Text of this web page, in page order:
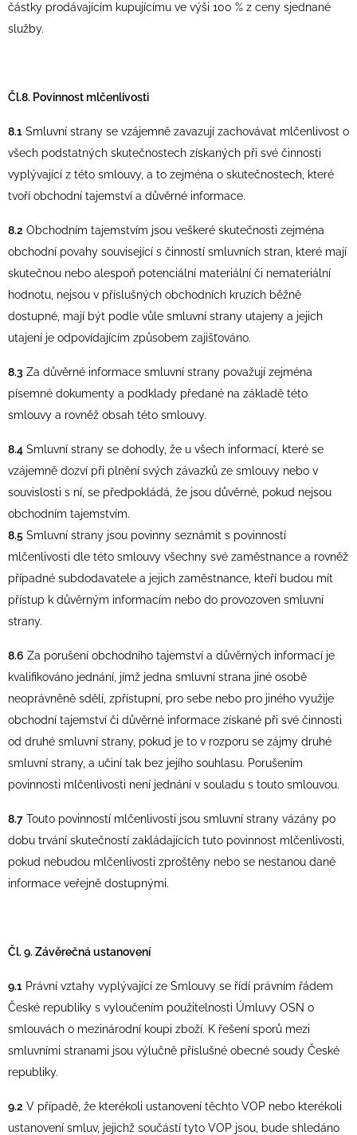
částky prodávajícím kupujícímu ve výši 100 % z ceny sjednané
služby.
Čl.8. Povinnost mlčenlivosti
8.1 Smluvní strany se vzájemně zavazují zachovávat mlčenlivost o
všech podstatných skutečnostech získaných při své činnosti
vyplývající z této smlouvy, a to zejména o skutečnostech, které
tvoří obchodní tajemství a důvěrné informace.
8.2 Obchodním tajemstvím jsou veškeré skutečnosti zejména
obchodní povahy související s činností smluvních stran, které mají
skutečnou nebo alespoň potenciální materiální či nemateriální
hodnotu, nejsou v příslušných obchodních kruzích běžně
dostupné, mají být podle vůle smluvní strany utajeny a jejich
utajení je odpovídajícím způsobem zajišťováno.
8.3 Za důvěrné informace smluvní strany považují zejména
písemné dokumenty a podklady předané na základě této
smlouvy a rovněž obsah této smlouvy.
8.4 Smluvní strany se dohodly, že u všech informací, které se
vzájemně dozví při plnění svých závazků ze smlouvy nebo v
souvislosti s ní, se předpokládá, že jsou důvěrné, pokud nejsou
obchodním tajemstvím.
8.5 Smluvní strany jsou povinny seznámit s povinností
mlčenlivosti dle této smlouvy všechny své zaměstnance a rovněž
případné subdodavatele a jejich zaměstnance, kteří budou mít
přístup k důvěrným informacím nebo do provozoven smluvní
strany.
8.6 Za porušení obchodního tajemství a důvěrných informací je
kvalifikováno jednání, jímž jedna smluvní strana jiné osobě
neoprávněně sdělí, zpřístupní, pro sebe nebo pro jiného využije
obchodní tajemství či důvěrné informace získané při své činnosti
od druhé smluvní strany, pokud je to v rozporu se zájmy druhé
smluvní strany, a učiní tak bez jejího souhlasu. Porušením
povinnosti mlčenlivosti není jednání v souladu s touto smlouvou.
8.7 Touto povinností mlčenlivosti jsou smluvní strany vázány po
dobu trvání skutečností zakládajících tuto povinnost mlčenlivosti,
pokud nebudou mlčenlivosti zproštěny nebo se nestanou dané
informace veřejně dostupnými.
Čl. 9. Závěrečná ustanovení
9.1 Právní vztahy vyplývající ze Smlouvy se řídí právním řádem
České republiky s vyloučením použitelnosti Úmluvy OSN o
smlouvách o mezinárodní koupi zboží. K řešení sporů mezi
smluvními stranami jsou výlučně příslušné obecné soudy České
republiky.
9.2 V případě, že kterékoli ustanovení těchto VOP nebo kterékoli
ustanovení smluv, jejichž součástí tyto VOP jsou, bude shledáno